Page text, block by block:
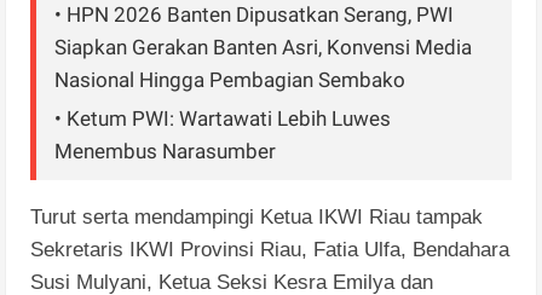
• HPN 2026 Banten Dipusatkan Serang, PWI
Siapkan Gerakan Banten Asri, Konvensi Media
Nasional Hingga Pembagian Sembako
• Ketum PWI: Wartawati Lebih Luwes
Menembus Narasumber
Turut serta mendampingi Ketua IKWI Riau tampak
Sekretaris IKWI Provinsi Riau, Fatia Ulfa, Bendahara
Susi Mulyani, Ketua Seksi Kesra Emilya dan